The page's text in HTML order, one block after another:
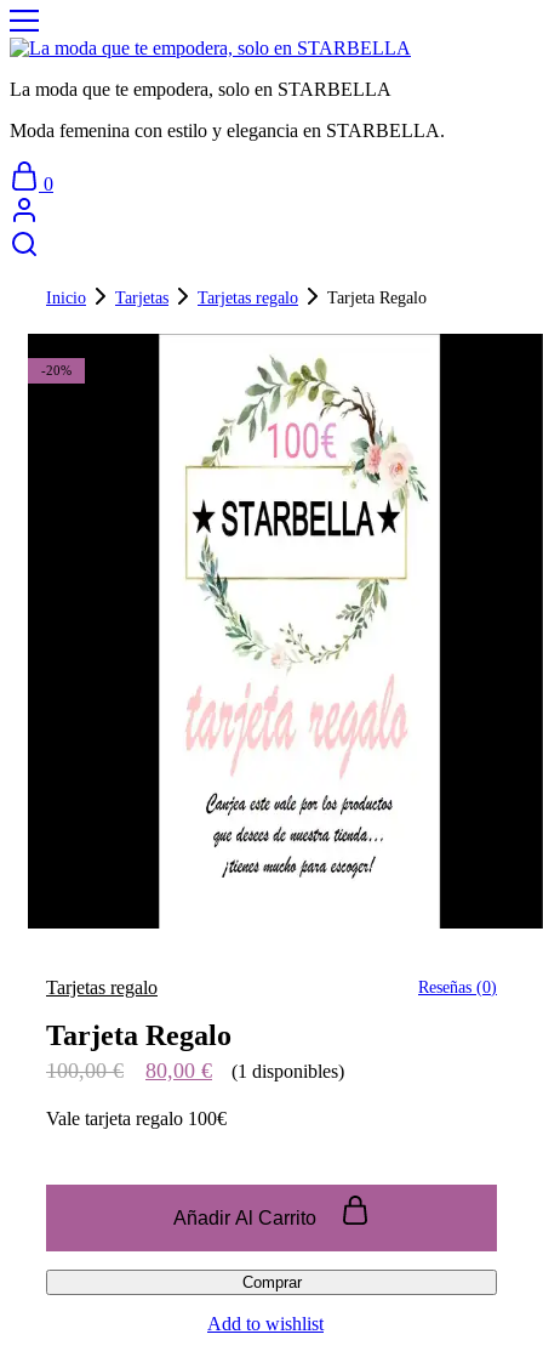
La moda que te empodera, solo en STARBELLA
Moda femenina con estilo y elegancia en STARBELLA.
0
Inicio Tarjetas Tarjetas regalo Tarjeta Regalo
-20%
Tarjetas regalo Reseñas (0)
Tarjeta Regalo
100,00€
El
original
80,00 €El
actual
(1 disponibles)
Vale tarjeta regalo 100€
Añadir Al Carrito
Comprar
Add to wishlist